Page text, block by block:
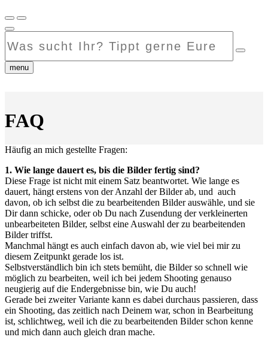
sucht
Tippt
ein...
menu
FAQ
Häufig an mich gestellte Fragen:
1. Wie lange dauert es, bis die Bilder fertig sind?
Diese Frage ist nicht mit einem Satz beantwortet. Wie lange es
dauert, hängt erstens von der Anzahl der Bilder ab, und auch
davon, ob ich selbst die zu bearbeitenden Bilder auswähle, und sie
Dir dann schicke, oder ob Du nach Zusendung der verkleinerten
unbearbeiteten Bilder, selbst eine Auswahl der zu bearbeitenden
Bilder triffst.
Manchmal hängt es auch einfach davon ab, wie viel bei mir zu
diesem Zeitpunkt gerade los ist.
Selbstverständlich bin ich stets bemüht, die Bilder so schnell wie
möglich zu bearbeiten, weil ich bei jedem Shooting genauso
neugierig auf die Endergebnisse bin, wie Du auch!
Gerade bei zweiter Variante kann es dabei durchaus passieren, dass
ein Shooting, das zeitlich nach Deinem war, schon in Bearbeitung
ist, schlichtweg, weil ich die zu bearbeitenden Bilder schon kenne
und mich dann auch gleich dran mache.